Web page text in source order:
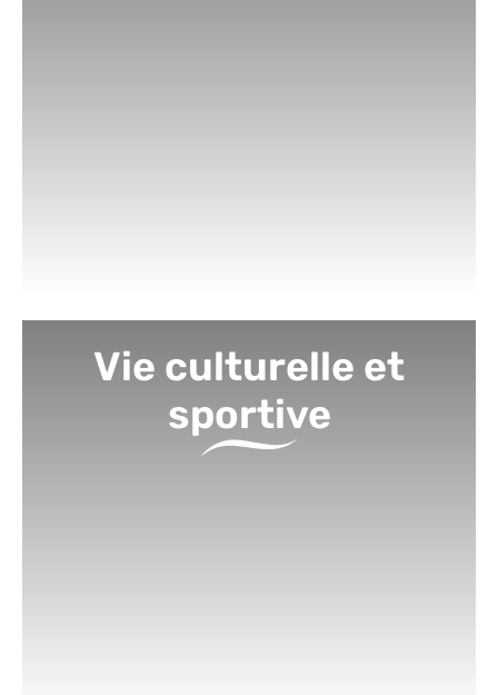
Vie culturelle et
sportive